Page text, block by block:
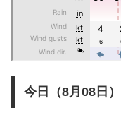
今日（8月08日